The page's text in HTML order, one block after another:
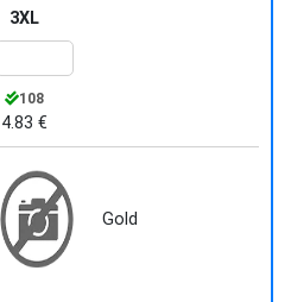
3XL
108
4.83 €
Gold